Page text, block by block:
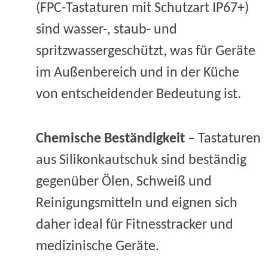
(FPC-Tastaturen mit Schutzart IP67+)
sind wasser-, staub- und
spritzwassergeschützt, was für Geräte
im Außenbereich und in der Küche
von entscheidender Bedeutung ist.
Chemische Beständigkeit – Tastaturen
aus Silikonkautschuk sind beständig
gegenüber Ölen, Schweiß und
Reinigungsmitteln und eignen sich
daher ideal für Fitnesstracker und
medizinische Geräte.